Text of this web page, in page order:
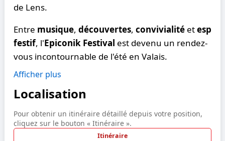
de Lens.
Entre musique,découvertes,convivialité etesprit
festif, l'Epiconik Festival est devenu un rendez-
vous incontournable de l'été en Valais.
Afficher plus
Localisation
Pour obtenir un itinéraire détaillé depuis votre position,
cliquez sur le bouton « Itinéraire ».
Itinéraire